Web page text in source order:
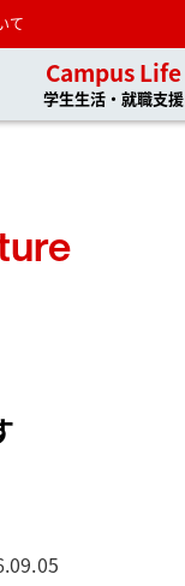
て
Campus Life
学生生活・就職支援